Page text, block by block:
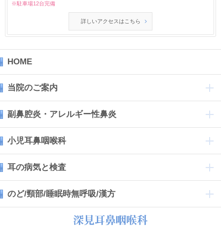
※駐車場12台完備
詳しいアクセスはこちら
HOME
当院のご案内
副鼻腔炎・アレルギー性鼻炎
小児耳鼻咽喉科
耳の病気と検査
のど/頸部/睡眠時無呼吸/漢方